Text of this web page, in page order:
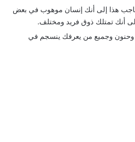
هذا إلى أنك إنسان موهوب في بعض
أنك تمتلك ذوق فريد ومختلف.
وجميع من يعرفك ينسجم في